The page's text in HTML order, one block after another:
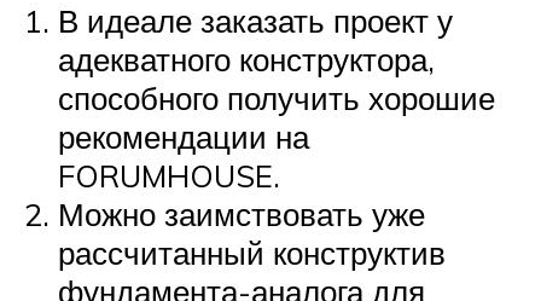
В идеале заказать проект у
адекватного конструктора,
способного получить хорошие
рекомендации на
FORUMHOUSE.
Можно заимствовать уже
рассчитанный конструктив
фундамента-аналога для